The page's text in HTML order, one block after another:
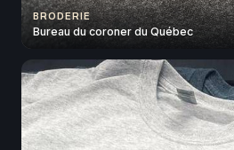
BRODERIE
Bureau du coroner du Québec